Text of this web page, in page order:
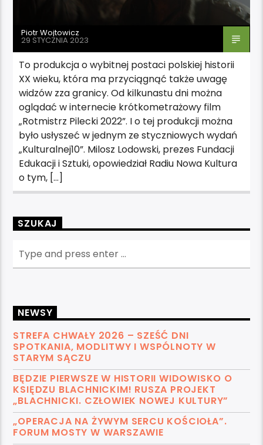
Piotr Wojtowicz
29 STYCZNIA 2023
To produkcja o wybitnej postaci polskiej historii
XX wieku, która ma przyciągnąć także uwagę
widzów zza granicy. Od kilkunastu dni można
oglądać w internecie krótkometrażowy film
„Rotmistrz Pilecki 2022”. I o tej produkcji można
było usłyszeć w jednym ze styczniowych wydań
„Kulturalnej10”. Milosz Lodowski, prezes Fundacji
Edukacji i Sztuki, opowiedział Radiu Nowa Kultura
o tym, […]
SZUKAJ
NEWSY
STREFA CHWAŁY 2026 – SZEŚĆ DNI
SPOTKANIA, MODLITWY I WSPÓLNOTY W
STARYM SĄCZU
BĘDZIE PIERWSZE W HISTORII WIDOWISKO O
KSIĘDZU BLACHNICKIM! RUSZA PROJEKT
„BLACHNICKI. CZŁOWIEK NOWEJ KULTURY”
„OPERACJA NA ŻYWYM SERCU KOŚCIOŁA”.
FORUM MOSTY W WARSZAWIE